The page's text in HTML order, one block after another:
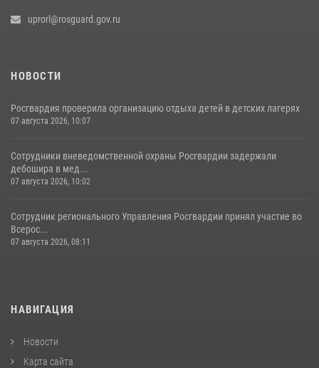
uprorl@rosguard.gov.ru
НОВОСТИ
Росгвардия проверила организацию отдыха детей в детских лагерях
07 августа 2026, 10:07
Сотрудники вневедомственной охраны Росгвардии задержали
дебошира в мед...
07 августа 2026, 10:02
Сотрудник регионального Управления Росгвардии принял участие во
Всерос...
07 августа 2026, 08:11
НАВИГАЦИЯ
Новости
Карта сайта